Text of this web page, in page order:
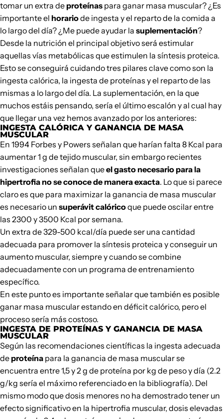
tomar un extra de proteínas para ganar masa muscular? ¿Es
importante el horariode ingesta y el reparto de la comida a
lo largo del día? ¿Me puede ayudar la suplementación?
Desde la nutrición el principal objetivo será estimular
aquellas vías metabólicas que estimulen la síntesis proteica.
Esto se conseguirá cuidando tres pilares clave como son la
ingesta calórica, la ingesta de proteínas y el reparto de las
mismas a lo largo del día. La suplementación, en la que
muchos estáis pensando, sería el último escalón y al cual hay
que llegar una vez hemos avanzado por los anteriores:
INGESTA CALÓRICA Y GANANCIA DE MASA
MUSCULAR
En 1994 Forbes y Powers señalan que harían falta 8 Kcal para
aumentar 1 g de tejido muscular, sin embargo recientes
investigaciones señalan queel gasto necesario para la
hipertrofia no se conoce de manera exacta. Lo que si parece
claro es que para maximizar la ganancia de masa muscular
es necesario un superávit calóricoque puede oscilar entre
las 2300 y 3500 Kcal por semana.
Un extra de 329-500 kcal/día puede ser una cantidad
adecuada para promover la síntesis proteica y conseguir un
aumento muscular, siempre y cuando se combine
adecuadamente con un programa de entrenamiento
específico.
En este punto es importante señalar que también es posible
ganar masa muscular estando en déficit calórico, pero el
proceso sería más costoso.
INGESTA DE PROTEÍNAS Y GANANCIA DE MASA
MUSCULAR
Según las recomendaciones científicas la ingesta adecuada
de proteína para la ganancia de masa muscular se
encuentra entre 1,5 y 2 g de proteína por kg de peso y día (2.2
g/kg sería el máximo referenciado en la bibliografía). Del
mismo modo que dosis menores no ha demostrado tener un
efecto significativo en la hipertrofia muscular, dosis elevadas